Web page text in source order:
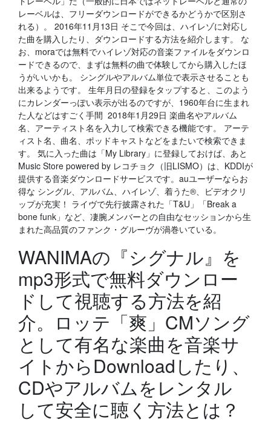
レーベルは、フリーダウンロードができるかどうかで区別さ
れる）。 2016年11月13日 そこで今回は、ハイレゾに対応し
た曲を購入したり、ダウンロードする方法を紹介します。 な
お、moraでは無料でハイレゾ対応の音楽ファイルをダウンロ
ードできるので、まずは無料の曲で体験してから購入したほ
うがいいかも。 シングルやアルバム単位で表示させることも
出来るようです。 生年月日の登録をタップすると、このよう
にカレンダーっぽい表示が出るのですが、1960年台に生まれ
た人などはすごく手間 2018年1月29日 楽曲名やアルバム
名、アーティスト名を入力して検索できる機能です。 アーテ
ィスト名、曲名、ポッドキャストなどをまたいで検索できま
す。 気に入った曲は「My Library」に登録しておけば、あと
Music Store powered by レコチョク（旧LISMO）は、KDDIが
提供する音楽ダウンロードサービスです。auユーザーならお
得な シングル、アルバム、ハイレゾ、着うた®、ビデオクリ
ップが充実！ ライヴで先行披露された「T&U」「Break a
bone funk」など、凄腕メンバーとの自由なセッションから生
まれた高品質のファンク・グルーヴが渦巻いている。
WANIMAの『シグナル』を
mp3形式で無料ダウンロー
ドして視聴する方法を紹
介。ロッテ「爽」CMソング
として有名な楽曲を音楽サ
イトからDownloadしたり、
CDやアルバムをレンタル
して安全に聴く方法とは？